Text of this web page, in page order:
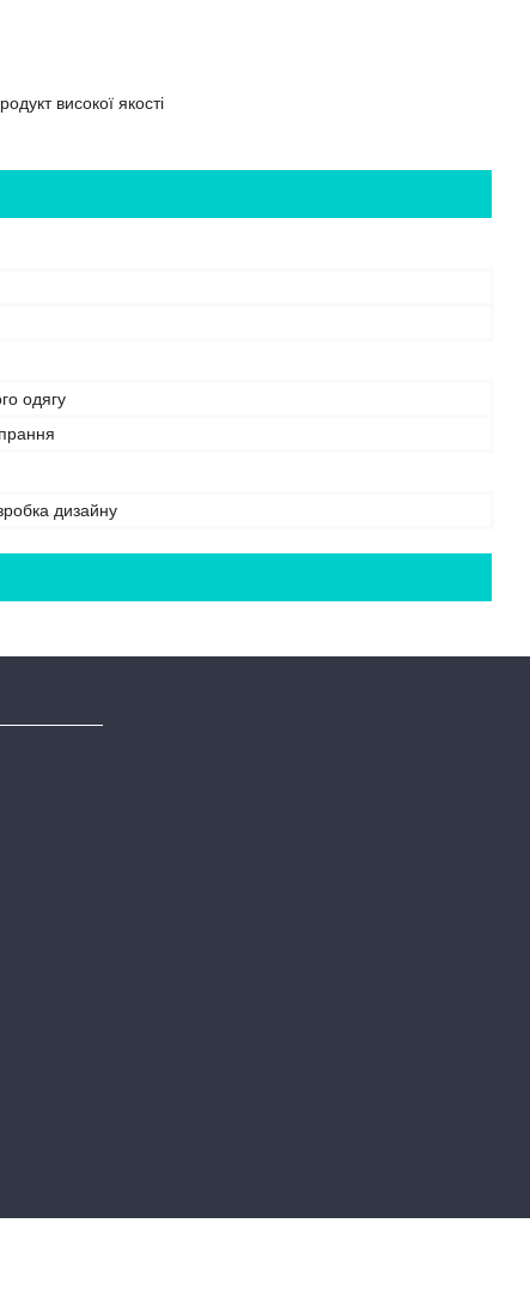
високої якості
одягу
дизайну